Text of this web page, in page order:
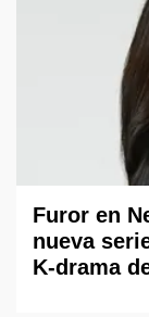
Furor en
nueva
K-drama